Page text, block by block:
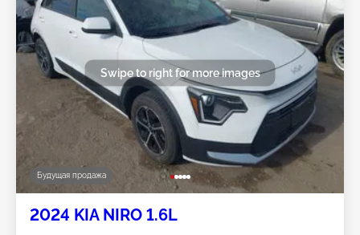
Будущая продажа
Swipe to right for more images
2024 KIA NIRO 1.6L